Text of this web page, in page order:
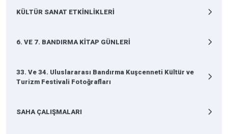
KÜLTÜR SANAT ETKİNLİKLERİ
6. VE 7. BANDIRMA KİTAP GÜNLERİ
33. Ve 34. Uluslararası Bandırma Kuşcenneti Kültür ve
Turizm Festivali Fotoğrafları
SAHA ÇALIŞMALARI